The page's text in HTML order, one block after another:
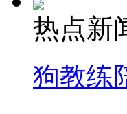
热点新
狗教练